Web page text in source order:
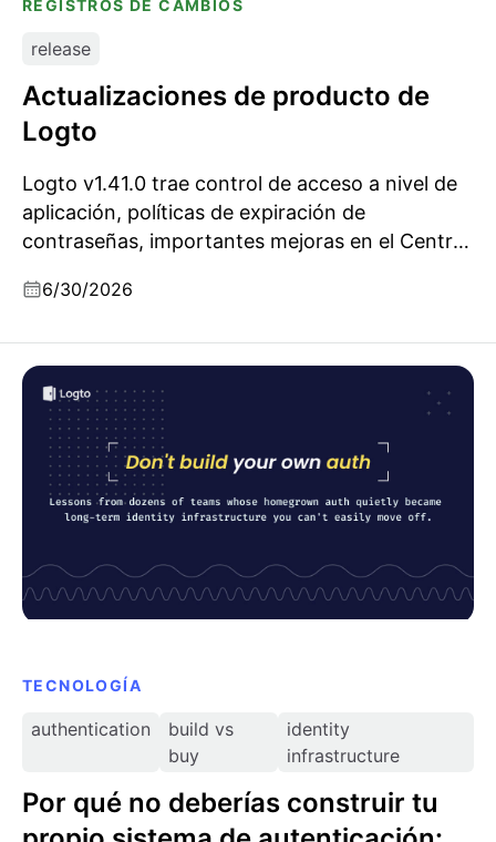
REGISTROS DE CAMBIOS
release
Actualizaciones de producto de
Logto
Logto v1.41.0 trae control de acceso a nivel de
aplicación, políticas de expiración de
contraseñas, importantes mejoras en el Centro
de usuario y códigos de verificación, entrega de
6/30/2026
TECNOLOGÍA
authentication
build vs
buy
identity
infrastructure
Por qué no deberías construir tu
Por qué no deberías construir tu propio sistema de
autenticación: lecciones de docenas de entrevistas
con clientes